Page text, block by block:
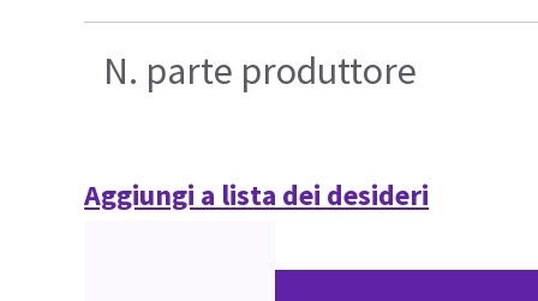
N. parte produttore
Aggiungi a lista dei desideri